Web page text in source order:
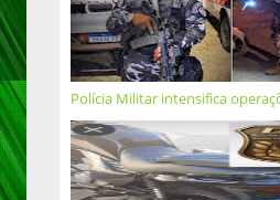
Polícia Militar intensifica